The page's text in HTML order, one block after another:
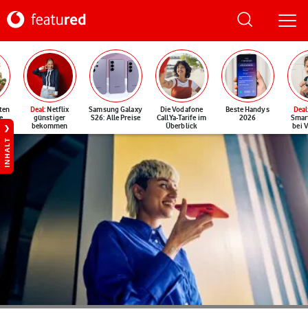
Deal: Netflix
günstiger
bekommen
Samsung Galaxy
S26: Alle Preise
Die Vodafone
CallYa-Tarife im
Überblick
Beste Handys
2026
Deal
bei
INHALT